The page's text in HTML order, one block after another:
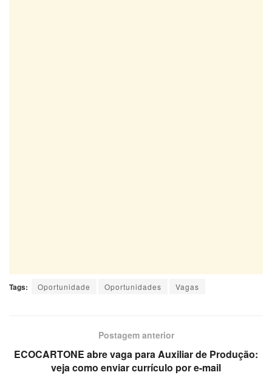
Tags: Oportunidade Oportunidades Vagas
Postagem anterior
ECOCARTONE abre vaga para Auxiliar de Produção:
veja como enviar currículo por e-mail